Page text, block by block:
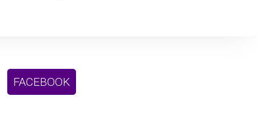
FACEBOOK